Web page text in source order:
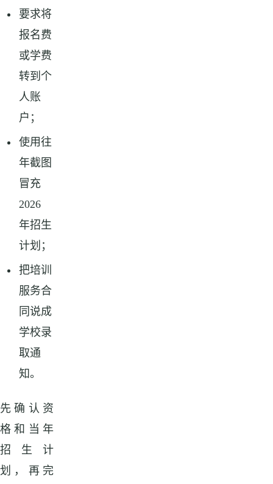
要求将
报名费
或学费
转到个
人账
户；
使用往
年截图
冒充
2026
年招生
计划；
把培训
服务合
同说成
学校录
取通
知。
先确认资
格和当年
招生计
划，再完